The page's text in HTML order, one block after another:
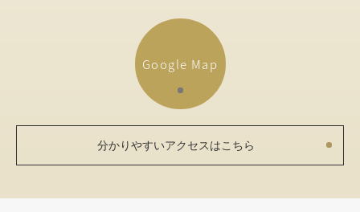
Google Map
分かりやすいアクセスはこちら